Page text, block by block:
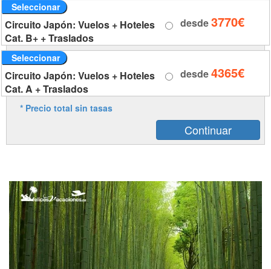
Seleccionar
Circuito Japón: Vuelos + Hoteles
Cat. B+ + Traslados
desde3770€
Seleccionar
Circuito Japón: Vuelos + Hoteles
Cat. A + Traslados
desde4365€
* Precio total sin tasas